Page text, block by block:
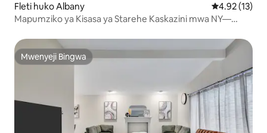
Fleti huko Albany Ukadiriaji wa
4.92 (13)
Mapumziko ya Kisasa ya Starehe Kaskazini mwa NY—
Mwenyeji Bingwa
Mwenyeji Bingwa